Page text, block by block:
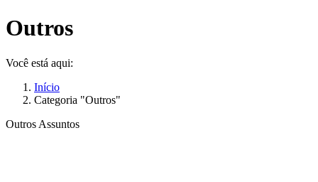
Outros
Você está aqui:
Início
Categoria "Outros"
Outros Assuntos